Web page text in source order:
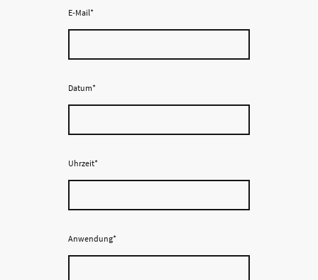
E-Mail*
Datum*
Uhrzeit*
Anwendung*